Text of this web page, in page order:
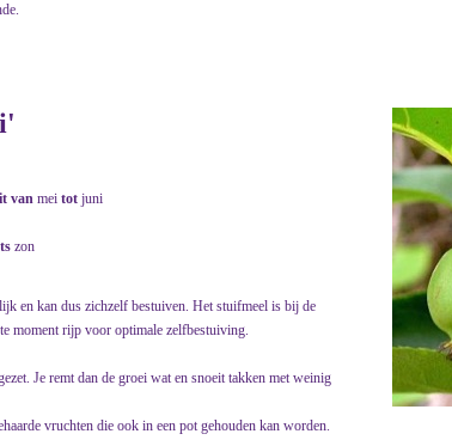
van mei tot juni
zon
en kan dus zichzelf bestuiven. Het stuifmeel is bij de
moment rijp voor optimale zelfbestuiving.
Je remt dan de groei wat en snoeit takken met weinig
vruchten die ook in een pot gehouden kan worden.